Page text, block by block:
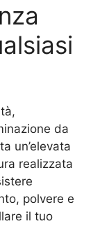
da
un’elevata
realizzata
polvere e
il tuo